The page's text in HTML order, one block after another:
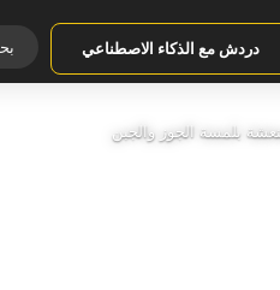
دردش مع الذكاء الاصطناعي
بلمسة الجوز والجبن